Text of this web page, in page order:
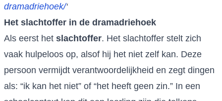
dramadriehoek/‘
Het slachtoffer in de dramadriehoek
Als eerst het slachtoffer. Het slachtoffer stelt zich
vaak hulpeloos op, alsof hij het niet zelf kan. Deze
persoon vermijdt verantwoordelijkheid en zegt dingen
als: “ik kan het niet” of “het heeft geen zin.” In een